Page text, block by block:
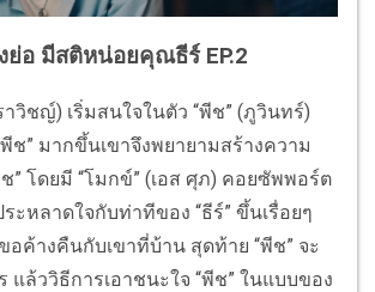
ย่อ มีสติหน่อยคุณธีร์ EP.2
วิชญ์) เริ่มสนใจในตัว “พีช” (ภูวินทร์)
ช” มากขึ้นเขาจึงพยายามสร้างความ
” โดยมี “โมกข์” (เอส ศุภ) คอยซัพพอร์ต
ระหลาดใจกับท่าทีของ “ธีร์” ขึ้นเรื่อยๆ
ขอค้างคืนกับเขาที่บ้าน สุดท้าย “พีช” จะ
แล้ววิธีการเอาชนะใจ “พีช” ในแบบของ